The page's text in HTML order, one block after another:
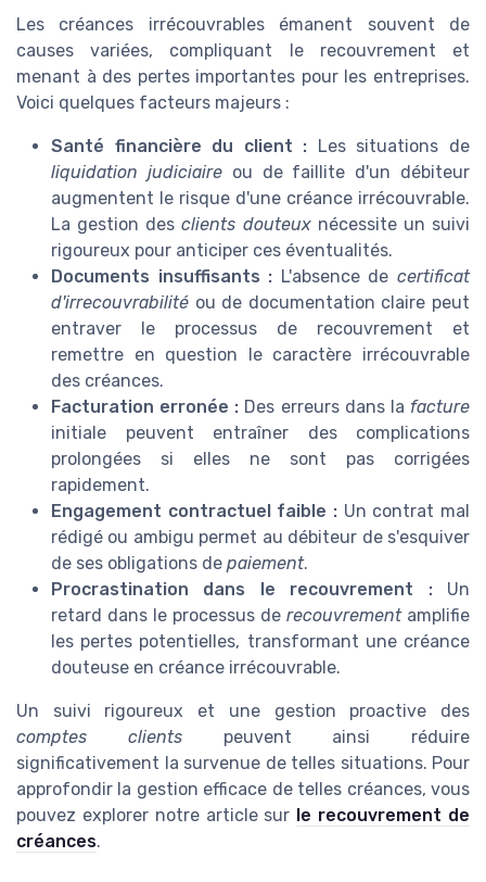
Les créances irrécouvrables émanent souvent de
causes variées, compliquant le recouvrement et
menant à des pertes importantes pour les entreprises.
Voici quelques facteurs majeurs :
Santé financière du client : Les situations de
liquidation judiciaireou de faillite d'un débiteur
augmentent le risque d'une créance irrécouvrable.
La gestion desclients douteuxnécessite un suivi
rigoureux pour anticiper ces éventualités.
Documents insuffisants : L'absence decertificat
d'irrecouvrabilité ou de documentation claire peut
entraver le processus de recouvrement et
remettre en question le caractère irrécouvrable
des créances.
Facturation erronée : Des erreurs dans la facture
initiale peuvent entraîner des complications
prolongées si elles ne sont pas corrigées
rapidement.
Engagement contractuel faible : Un contrat mal
rédigé ou ambigu permet au débiteur de s'esquiver
de ses obligations de paiement.
Procrastination dans le recouvrement :Un
retard dans le processus de recouvrementamplifie
les pertes potentielles, transformant une créance
douteuse en créance irrécouvrable.
Un suivi rigoureux et une gestion proactive des
comptes clientspeuvent ainsi réduire
significativement la survenue de telles situations. Pour
approfondir la gestion efficace de telles créances, vous
pouvez explorer notre article sur le recouvrement de
créances.